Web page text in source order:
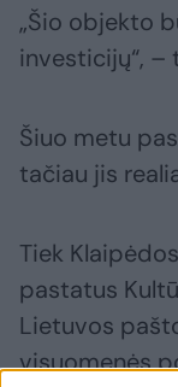
„Šio objekto
investicijų“,
Šiuo metu
tačiau jis
Tiek
pastatus
Lietuvos
visuomenės